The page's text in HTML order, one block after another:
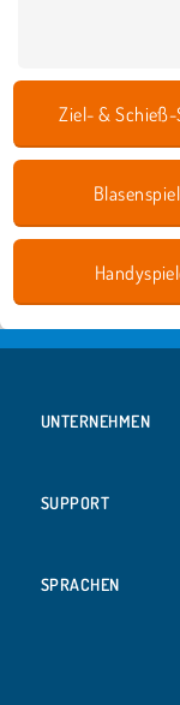
Ziel- & Schieß-
UNTERNEHMEN
SUPPORT
SPRACHEN